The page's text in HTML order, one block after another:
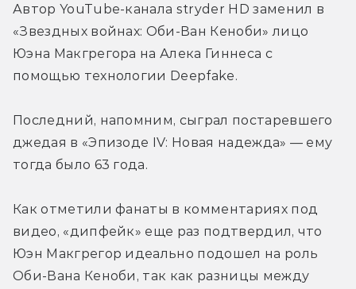
Автор YouTube-канала stryder HD заменил в
«Звездных войнах: Оби-Ван Кеноби» лицо
Юэна Макгрегора на Алека Гиннеса с
помощью технологии Deepfake.
Последний, напомним, сыграл постаревшего
джедая в «Эпизоде IV: Новая надежда» — ему
тогда было 63 года.
Как отметили фанаты в комментариях под
видео, «дипфейк» еще раз подтвердил, что
Юэн Макгрегор идеально подошел на роль
Оби-Вана Кеноби, так как разницы между